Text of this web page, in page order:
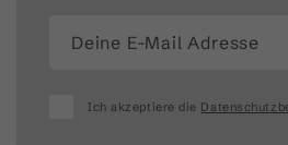
Ich akzeptiere die